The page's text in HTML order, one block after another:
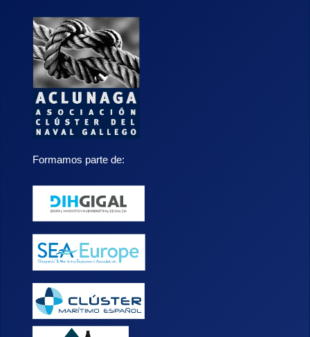
Formamos parte de: